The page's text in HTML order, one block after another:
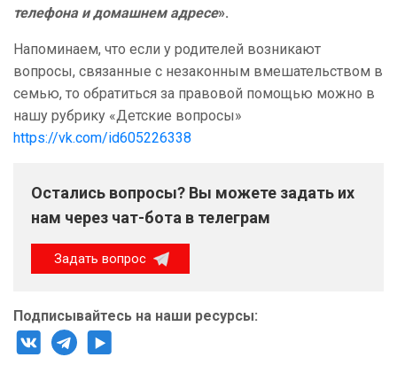
телефона и домашнем адресе».
Напоминаем, что если у родителей возникают
вопросы, связанные с незаконным вмешательством в
семью, то обратиться за правовой помощью можно в
нашу рубрику «Детские вопросы»
https://vk.com/id605226338
Остались вопросы? Вы можете задать их
нам через чат-бота в телеграм
Задать вопрос
Подписывайтесь на наши ресурсы: